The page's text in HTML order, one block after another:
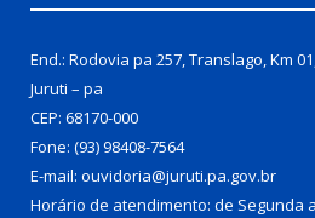
End.: Rodovia pa 257, Translago, Km
Juruti – pa
CEP: 68170-000
Fone: (93) 98408-7564
E-mail: ouvidoria@juruti.pa.gov.br
Horário de atendimento: de Segunda